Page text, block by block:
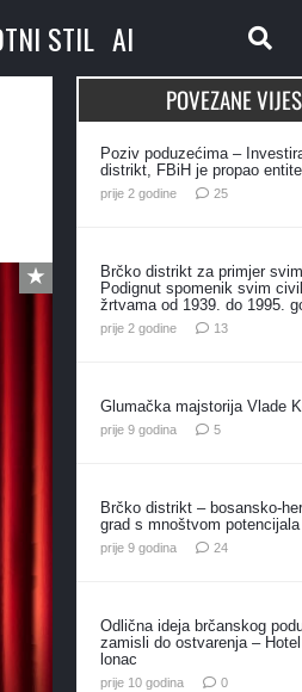
STIL AI
POVEZANE
Poziv poduzećima –
distrikt, FBiH je propao
prije 2 godine 25komentara
Brčko distrikt za primjer
Podignut spomenik svim
žrtvama od 1939. do 1995.
prije 2 godine 13komentara
Glumačka majstorija Vlade
prije 9 godina 5komentara
Brčko distrikt – bosansko-
grad s mnoštvom potencijala
prije 9 godina 24komentara
Odlična ideja brčanskog
zamisli do ostvarenja –
lonac
prije 10 godina 0